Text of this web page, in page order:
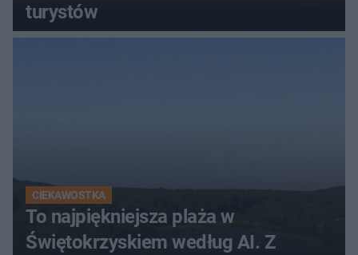
turystów
CIEKAWOSTKA
To najpiękniejsza plaża w
Świętokrzyskiem według AI. Z